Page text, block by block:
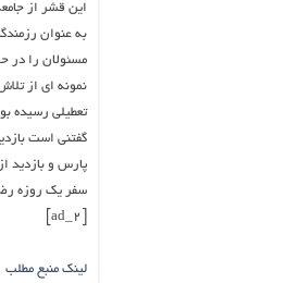
این قشر از
به عنوان
مسئولان را در
نمونه ای از
تعطیلی رسیده
گفتنی است
پارس و بازدید
سفر یک روزه
لینک منبع مطلب